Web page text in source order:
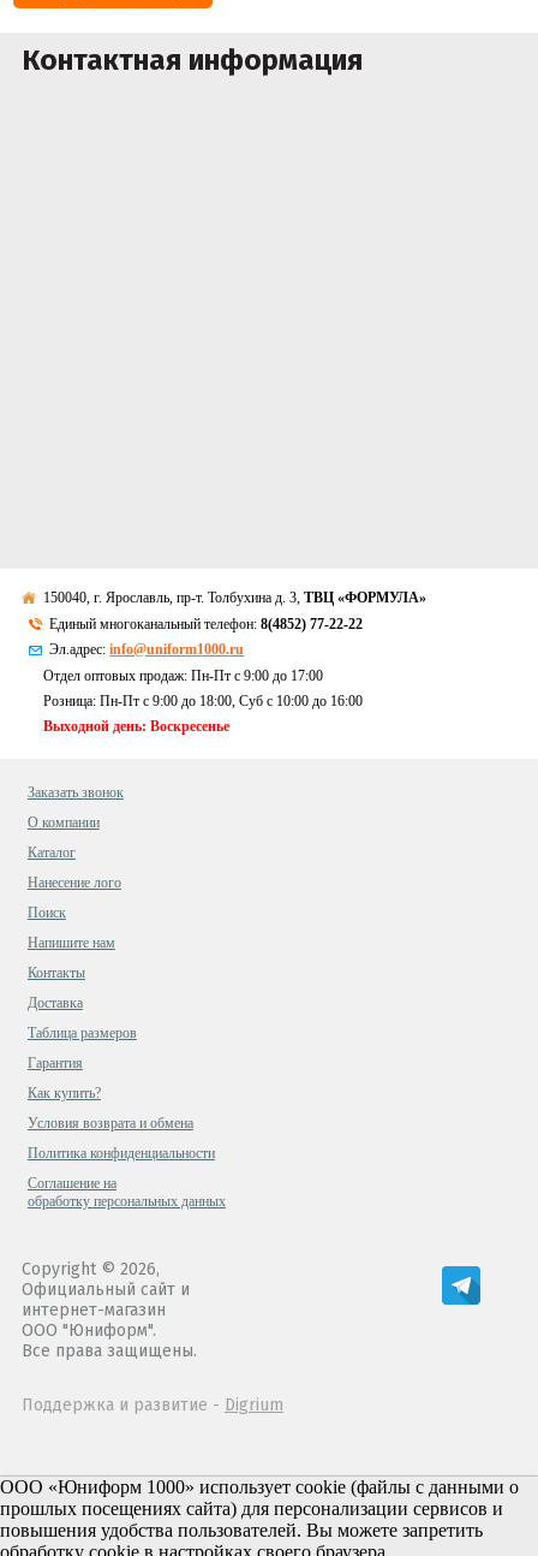
Контактная информация
150040, г. Ярославль, пр-т. Толбухина д. 3,ТВЦ «ФОРМУЛА»
Единый многоканальный телефон:8(4852) 77-22-22
Эл.адрес:info@uniform1000.ru
Отдел оптовых продаж: Пн-Пт с 9:00 до 17:00
Розница: Пн-Пт с 9:00 до 18:00, Суб c 10:00 до 16:00
Выходной день: Воскресенье
Заказать звонок
О компании
Каталог
Нанесение лого
Поиск
Напишите нам
Контакты
Доставка
Таблица размеров
Гарантия
Как купить?
Условия возврата и обмена
Политика конфиденциальности
Cоглашение на
обработку персональных данных
Copyright © 2026,
Официальный сайт и
интернет-магазин
ООО "Юниформ".
Все права защищены.
Поддержка и развитие - Digrium
ООО «Юниформ 1000» использует cookie (файлы с данными о
прошлых посещениях сайта) для персонализации сервисов и
повышения удобства пользователей. Вы можете запретить